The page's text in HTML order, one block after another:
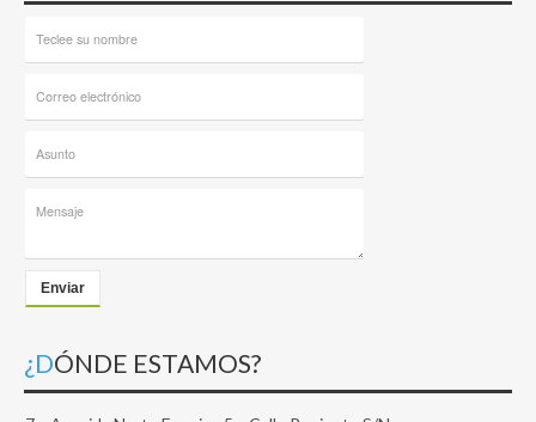
Enviar
¿DÓNDE ESTAMOS?